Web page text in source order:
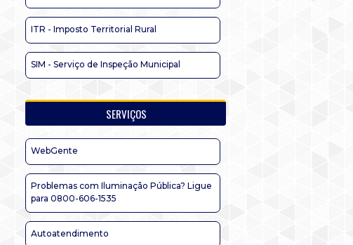
ITR - Imposto Territorial Rural
SIM - Serviço de Inspeção Municipal
SERVIÇOS
WebGente
Problemas com Iluminação Pública? Ligue
para 0800-606-1535
Autoatendimento